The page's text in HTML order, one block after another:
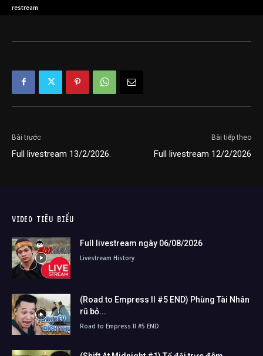
restream
Bài trước
Full livestream 13/2/2026.
Bài tiếp theo
Full livestream 12/2/2026
VIDEO TIÊU BIỂU
Full livestream ngày 06/08/2026
Livestream History
(Road to Empress II #5 END) Phùng Tài Nhân
rũ bỏ...
Road to Empress II #5 END